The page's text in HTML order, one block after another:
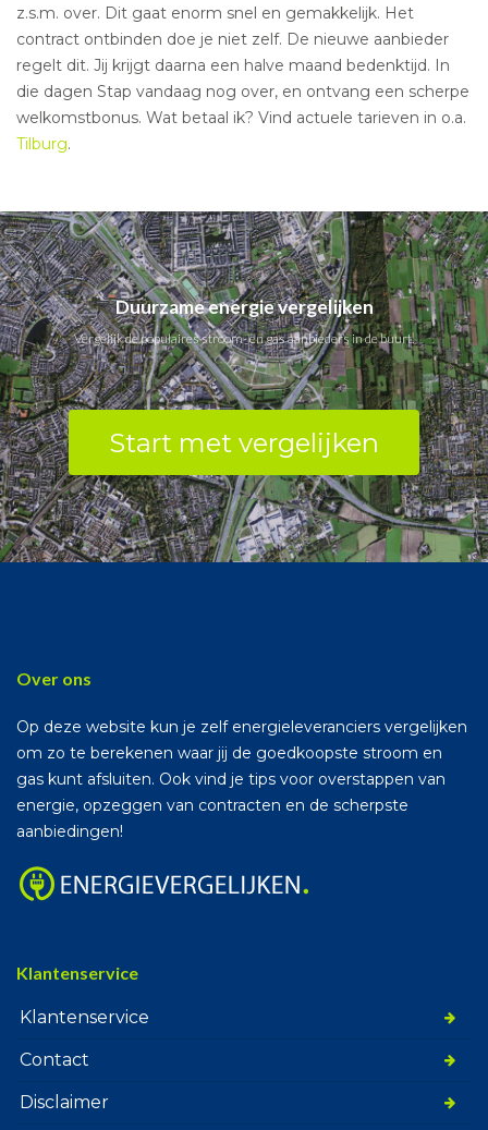
z.s.m. over. Dit gaat enorm snel en gemakkelijk. Het
contract ontbinden doe je niet zelf. De nieuwe aanbieder
regelt dit. Jij krijgt daarna een halve maand bedenktijd. In
die dagen Stap vandaag nog over, en ontvang een scherpe
welkomstbonus. Wat betaal ik? Vind actuele tarieven in o.a.
Tilburg.
Duurzame energie vergelijken
Vergelijk de populaires stroom- en gas aanbieders in de buurt.
Start met vergelijken
Over ons
Op deze website kun je zelf energieleveranciers vergelijken
om zo te berekenen waar jij de goedkoopste stroom en
gas kunt afsluiten. Ook vind je tips voor overstappen van
energie, opzeggen van contracten en de scherpste
aanbiedingen!
Klantenservice
Klantenservice
Contact
Disclaimer